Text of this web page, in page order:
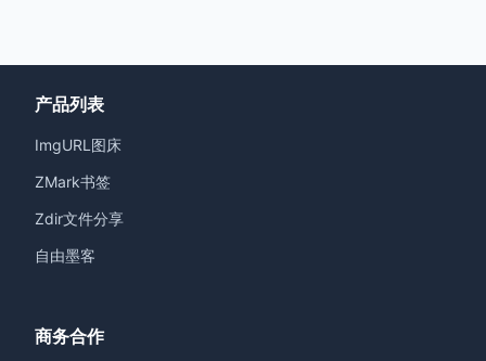
产品列表
ImgURL图床
ZMark书签
Zdir文件分享
自由墨客
商务合作